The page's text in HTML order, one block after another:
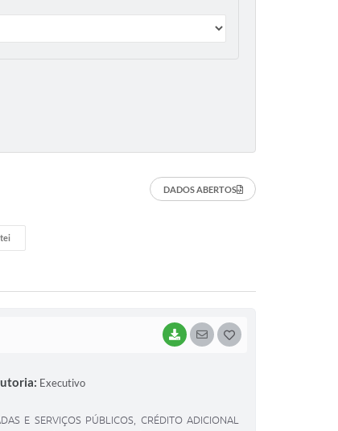
DADOS ABERTOS
BAIXARSEGUIR
Executivo
E SERVIÇOS PÚBLICOS, CRÉDITO ADICIONAL